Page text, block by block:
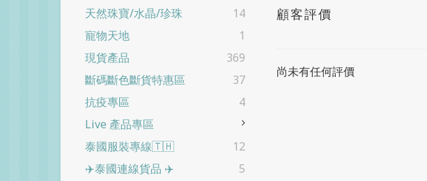
天然珠寶/水晶/珍珠
14
寵物天地
1
現貨產品
369
斷碼斷色斷貨特惠區
37
抗疫專區
4
Live 產品專區
泰國服裝專線🇹🇭
12
✈️泰國連線貨品 ✈️
5
顧客評價
尚未有任何評價